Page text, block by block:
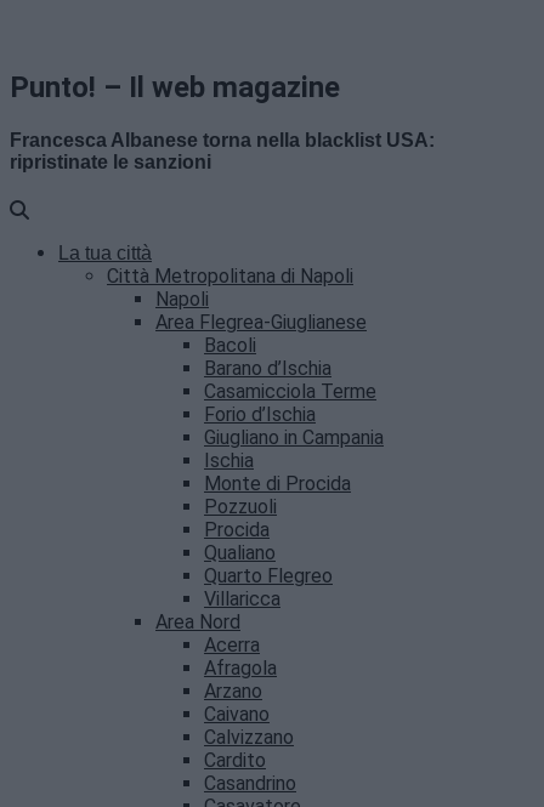
Punto! – Il web magazine
Francesca Albanese torna nella blacklist USA:
ripristinate le sanzioni
La tua città
Città Metropolitana di Napoli
Napoli
Area Flegrea-Giuglianese
Bacoli
Barano d’Ischia
Casamicciola Terme
Forio d’Ischia
Giugliano in Campania
Ischia
Monte di Procida
Pozzuoli
Procida
Qualiano
Quarto Flegreo
Villaricca
Area Nord
Acerra
Afragola
Arzano
Caivano
Calvizzano
Cardito
Casandrino